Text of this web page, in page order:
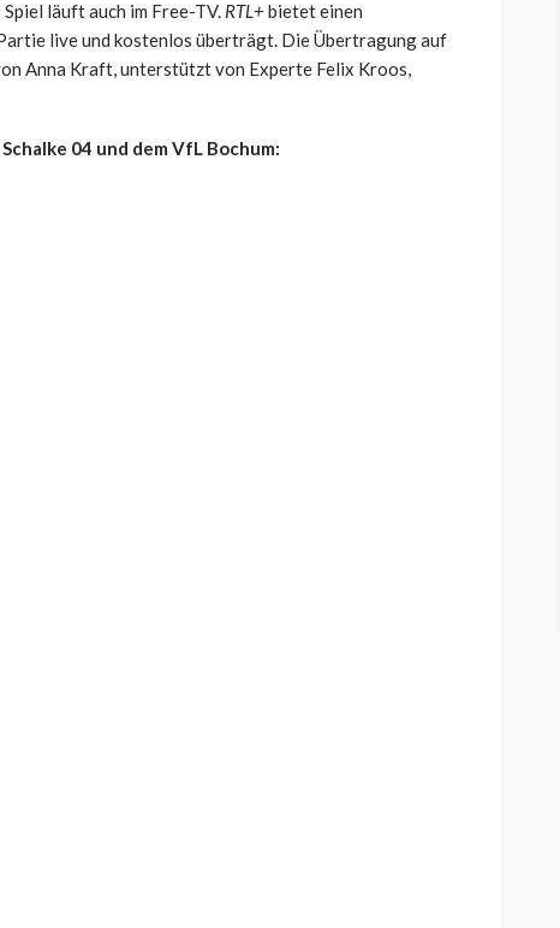
läuft auch im Free-TV. RTL+bietet einen
live und kostenlos überträgt. Die Übertragung auf
Anna Kraft, unterstützt von Experte Felix Kroos,
04 und dem VfL Bochum: